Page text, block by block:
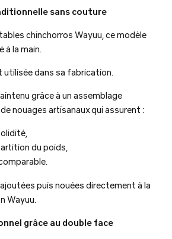
sans couture
chinchorros Wayuu, ce modèle
à la main.
utilisée dans sa fabrication.
grâce à un assemblage
nouages artisanaux qui assurent :
du poids,
puis nouées directement à la
Wayuu.
grâce au double face